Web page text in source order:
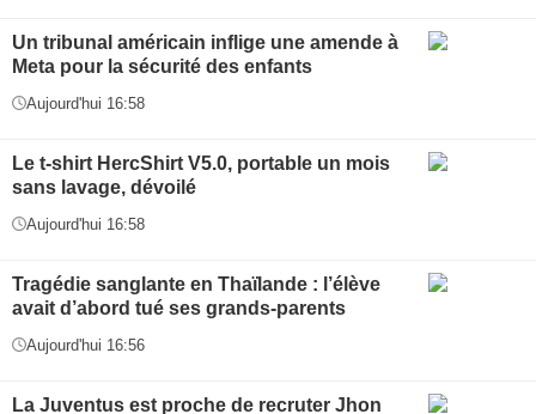
Un tribunal américain inflige une amende à
Meta pour la sécurité des enfants
Aujourd'hui 16:58
Le t-shirt HercShirt V5.0, portable un mois
sans lavage, dévoilé
Aujourd'hui 16:58
Tragédie sanglante en Thaïlande : l’élève
avait d’abord tué ses grands-parents
Aujourd'hui 16:56
La Juventus est proche de recruter Jhon